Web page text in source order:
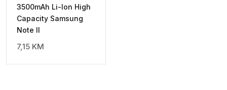
3500mAh Li-Ion High
Capacity Samsung
Note II
7,15 KM